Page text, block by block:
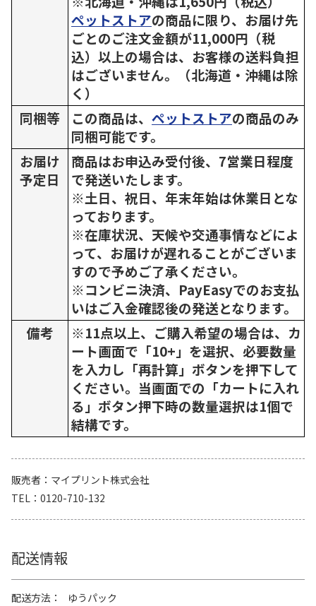
ペットストアの商品に限り、お届け先
ごとのご注文金額が11,000円（税
込）以上の場合は、お客様の送料負担
はございません。（北海道・沖縄は除
く）
同梱等
この商品は、 ペットストアの商品のみ
同梱可能です。
お届け
予定日
商品はお申込み受付後、7営業日程度
で発送いたします。
※土日、祝日、年末年始は休業日とな
っております。
※在庫状況、天候や交通事情などによ
って、お届けが遅れることがございま
すので予めご了承ください。
※コンビニ決済、PayEasyでのお支払
いはご入金確認後の発送となります。
備考
※11点以上、ご購入希望の場合は、カ
ート画面で「10+」を選択、必要数量
を入力し「再計算」ボタンを押下して
ください。当画面での「カートに入れ
る」ボタン押下時の数量選択は1個で
結構です。
販売者
マイプリント株式会社
TEL
0120-710-132
配送情報
配送方法
ゆうパック